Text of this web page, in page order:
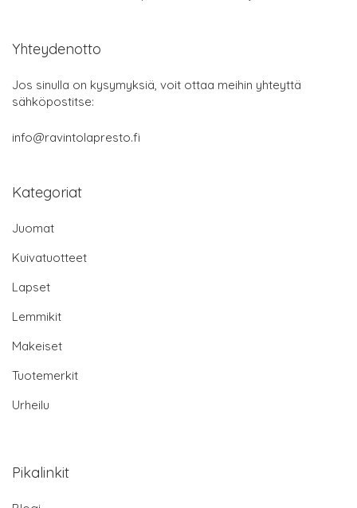
Yhteydenotto
Jos sinulla on kysymyksiä, voit ottaa meihin yhteyttä
sähköpostitse:
info@ravintolapresto.fi
Kategoriat
Juomat
Kuivatuotteet
Lapset
Lemmikit
Makeiset
Tuotemerkit
Urheilu
Pikalinkit